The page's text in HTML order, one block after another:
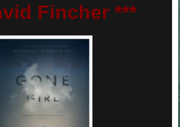
Fincher ***